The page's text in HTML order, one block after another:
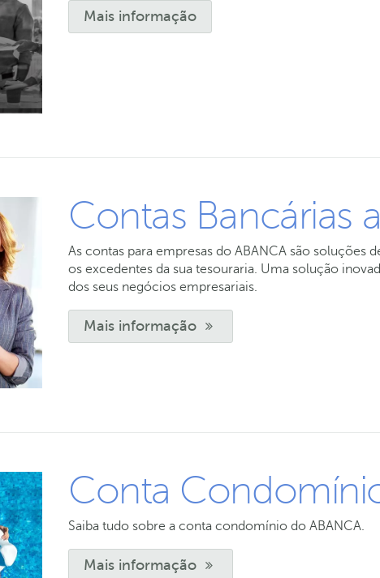
Mais informação
Contas Bancárias
As contas para empresas do ABANCA são soluções
os excedentes da sua tesouraria. Uma solução
dos seus negócios empresariais.
Mais informação
Conta
Saiba tudo sobre a conta condomínio do ABANCA.
Mais informação